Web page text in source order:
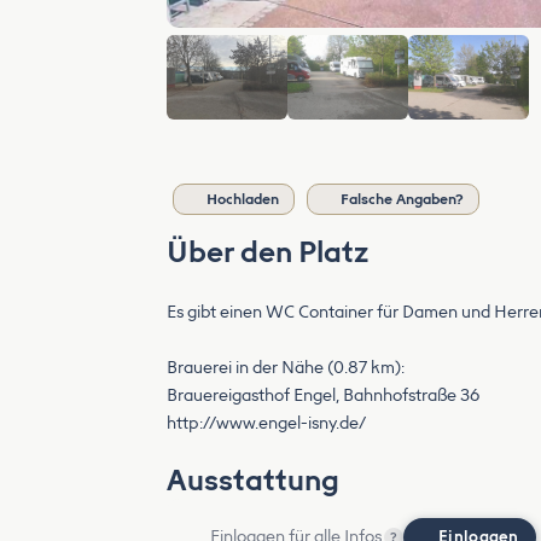
Hochladen Falsche Angaben?
Über den Platz
Es gibt einen WC Container für Damen und
Brauerei in der Nähe (0.87 km):
Brauereigasthof Engel, Bahnhofstraße 36
http://www.engel-isny.de/
Ausstattung
Einloggen für alle Infos ? Einloggen